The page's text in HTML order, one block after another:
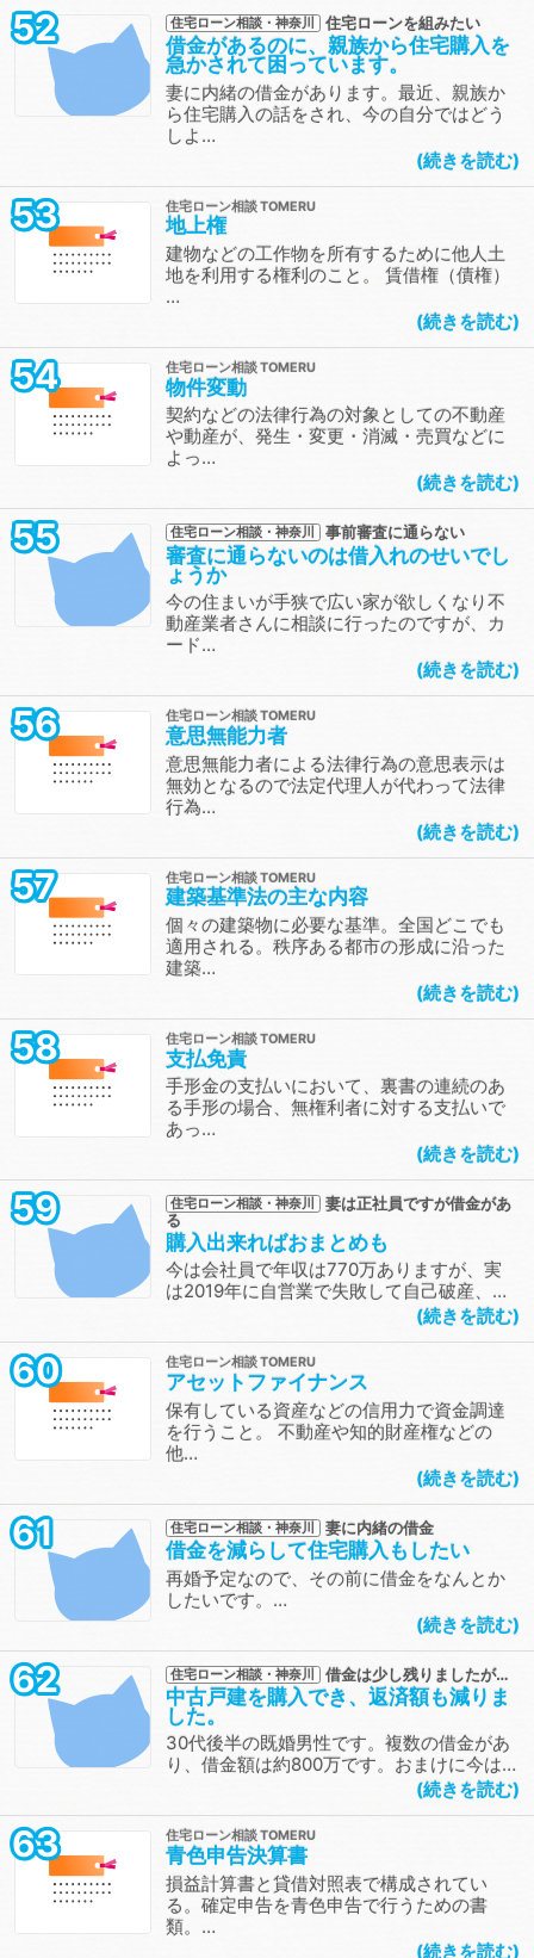
52 住宅ローン相談・神奈川 住宅ローンを組みたい
借金があるのに、親族から住宅購入を
急かされて困っています。
妻に内緒の借金があります。最近、親族か
ら住宅購入の話をされ、今の自分ではどう
しよ…
続きを読む
53 住宅ローン相談
地上権
建物などの工作物を所有するために他人土
地を利用する権利のこと。 賃借権（債権）
…
続きを読む
54 住宅ローン相談
物件変動
契約などの法律行為の対象としての不動産
や動産が、発生・変更・消滅・売買などに
よっ…
続きを読む
55 住宅ローン相談・神奈川 事前審査に通らない
審査に通らないのは借入れのせいでし
ょうか
今の住まいが手狭で広い家が欲しくなり不
動産業者さんに相談に行ったのですが、カ
ード…
続きを読む
56 住宅ローン相談
意思無能力者
意思無能力者による法律行為の意思表示は
無効となるので法定代理人が代わって法律
行為…
続きを読む
57 住宅ローン相談
建築基準法の主な内容
個々の建築物に必要な基準。全国どこでも
適用される。秩序ある都市の形成に沿った
建築…
続きを読む
58 住宅ローン相談
支払免責
手形金の支払いにおいて、裏書の連続のあ
る手形の場合、無権利者に対する支払いで
あっ…
続きを読む
59 住宅ローン相談・神奈川
妻は正社員ですが借金があ
る
購入出来ればおまとめも
今は会社員で年収は770万ありますが、実
は2019年に自営業で失敗して自己破産、…
続きを読む
60 住宅ローン相談
アセットファイナンス
保有している資産などの信用力で資金調達
を行うこと。 不動産や知的財産権などの
他…
続きを読む
61 住宅ローン相談・神奈川 妻に内緒の借金
借金を減らして住宅購入もしたい
再婚予定なので、その前に借金をなんとか
したいです。…
続きを読む
62 住宅ローン相談・神奈川 借金は少し残りましたが…
中古戸建を購入でき、返済額も減りま
した。
30代後半の既婚男性です。複数の借金があ
り、借金額は約800万です。おまけに今は…
続きを読む
63 住宅ローン相談
青色申告決算書
損益計算書と貸借対照表で構成されてい
る。確定申告を青色申告で行うための書
類。…
続きを読む